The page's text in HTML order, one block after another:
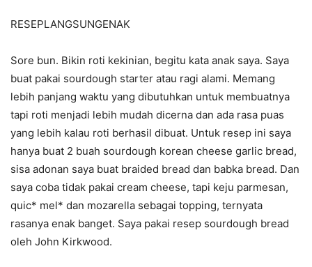
RESEPLANGSUNGENAK
Sore bun. Bikin roti kekinian, begitu kata anak saya. Saya
buat pakai sourdough starter atau ragi alami. Memang
lebih panjang waktu yang dibutuhkan untuk membuatnya
tapi roti menjadi lebih mudah dicerna dan ada rasa puas
yang lebih kalau roti berhasil dibuat. Untuk resep ini saya
hanya buat 2 buah sourdough korean cheese garlic bread,
sisa adonan saya buat braided bread dan babka bread. Dan
saya coba tidak pakai cream cheese, tapi keju parmesan,
quic* mel* dan mozarella sebagai topping, ternyata
rasanya enak banget. Saya pakai resep sourdough bread
oleh John Kirkwood.